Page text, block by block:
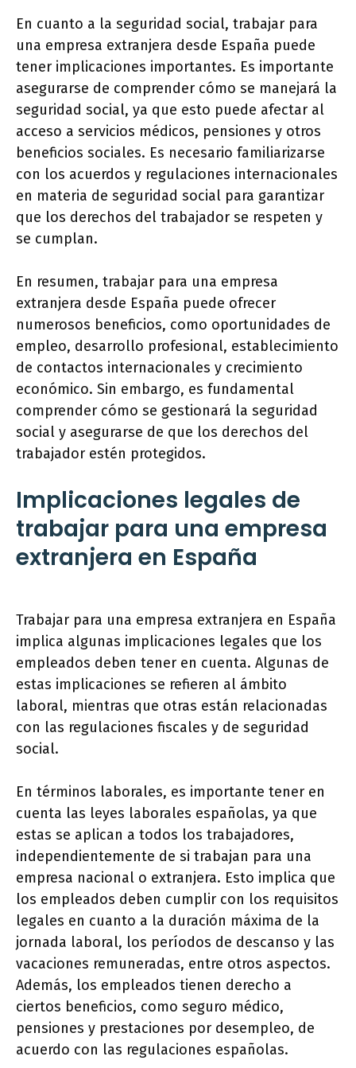
En cuanto a la seguridad social, trabajar para
una empresa extranjera desde España puede
tener implicaciones importantes. Es importante
asegurarse de comprender cómo se manejará la
seguridad social, ya que esto puede afectar al
acceso a servicios médicos, pensiones y otros
beneficios sociales. Es necesario familiarizarse
con los acuerdos y regulaciones internacionales
en materia de seguridad social para garantizar
que los derechos del trabajador se respeten y
se cumplan.
En resumen, trabajar para una empresa
extranjera desde España puede ofrecer
numerosos beneficios, como oportunidades de
empleo, desarrollo profesional, establecimiento
de contactos internacionales y crecimiento
económico. Sin embargo, es fundamental
comprender cómo se gestionará la seguridad
social y asegurarse de que los derechos del
trabajador estén protegidos.
Implicaciones legales de
trabajar para una empresa
extranjera en España
Trabajar para una empresa extranjera en España
implica algunas implicaciones legales que los
empleados deben tener en cuenta. Algunas de
estas implicaciones se refieren al ámbito
laboral, mientras que otras están relacionadas
con las regulaciones fiscales y de seguridad
social.
En términos laborales, es importante tener en
cuenta las leyes laborales españolas, ya que
estas se aplican a todos los trabajadores,
independientemente de si trabajan para una
empresa nacional o extranjera. Esto implica que
los empleados deben cumplir con los requisitos
legales en cuanto a la duración máxima de la
jornada laboral, los períodos de descanso y las
vacaciones remuneradas, entre otros aspectos.
Además, los empleados tienen derecho a
ciertos beneficios, como seguro médico,
pensiones y prestaciones por desempleo, de
acuerdo con las regulaciones españolas.